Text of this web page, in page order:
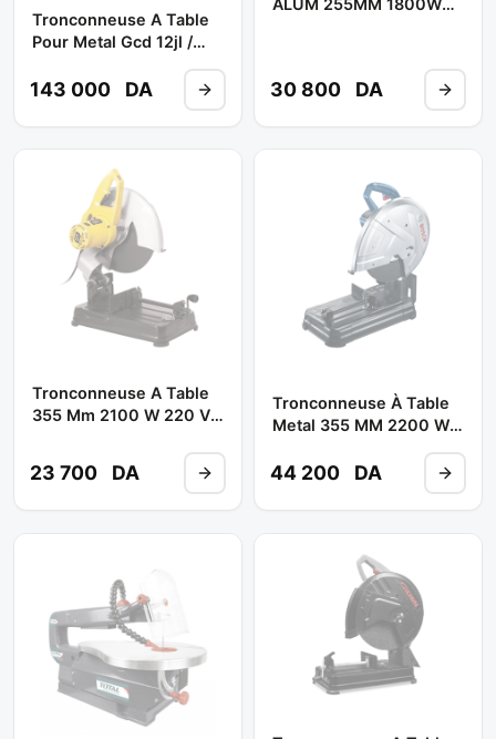
Tronconneuse A Table
Pour Metal Gcd 12jl /
143 000 DA
ALUM 255MM 1800W
30 800 DA
Tronconneuse A Table
355 Mm 2100 W 220 V
23 700 DA
Tronconneuse À Table
Metal 355 MM 2200 W
44 200 DA